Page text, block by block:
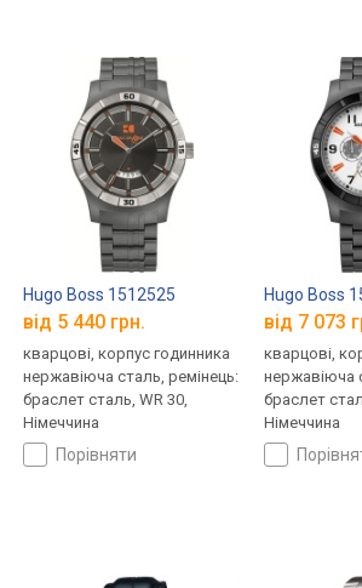
Hugo Boss 1512525
від 5 440 грн.
кварцові, корпус годинника
нержавіюча сталь, ремінець:
браслет сталь, WR 30,
Німеччина
порівняти
Hugo Boss
від 7 073
кварцові,
нержавіюча
браслет
Німеччина